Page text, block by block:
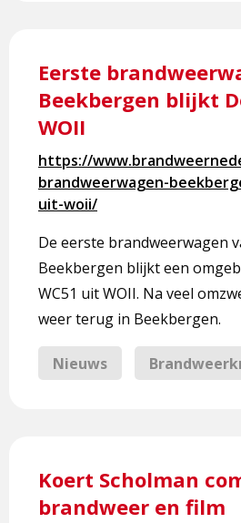
Eerste
Beekbergen blijkt
WOII
https://
brandweerwagen-
uit-woii/
De eerste brandweerwagen
Beekbergen blijkt een
WC51 uit WOII. Na veel
weer terug in Beekbergen.
Nieuws
Eerste
brandweerwagen
blijkt
Dodge
WOII
Koert Scholman
brandweer en film
Koert